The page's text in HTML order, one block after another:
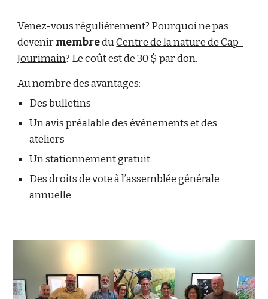
Venez-vous régulièrement? Pourquoi ne pas
devenirmembreduCentre de la nature de Cap-
Jourimain? Le coût est de 30 $ par don.
Au nombre des avantages:
Des bulletins
Un avis préalable des événements et des
ateliers
Un stationnement gratuit
Des droits de vote à l’assemblée générale
annuelle